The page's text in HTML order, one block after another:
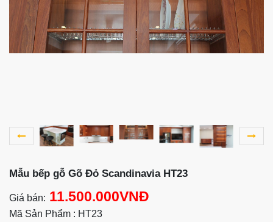
Mẫu bếp gỗ Gõ Đỏ Scandinavia HT23
Giá bán: 11.500.000VNĐ
Mã Sản Phẩm : HT23